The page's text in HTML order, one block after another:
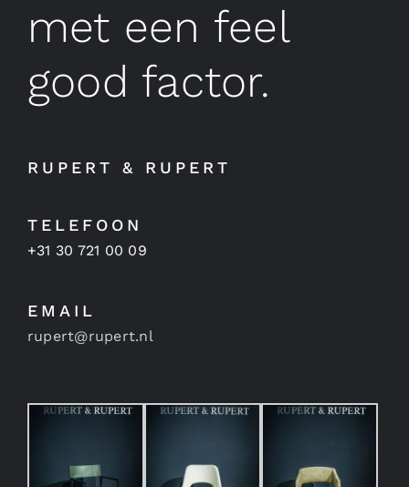
met een feel
good factor.
RUPERT & RUPERT
TELEFOON
+31 30 721 00 09
EMAIL
rupert@rupert.nl